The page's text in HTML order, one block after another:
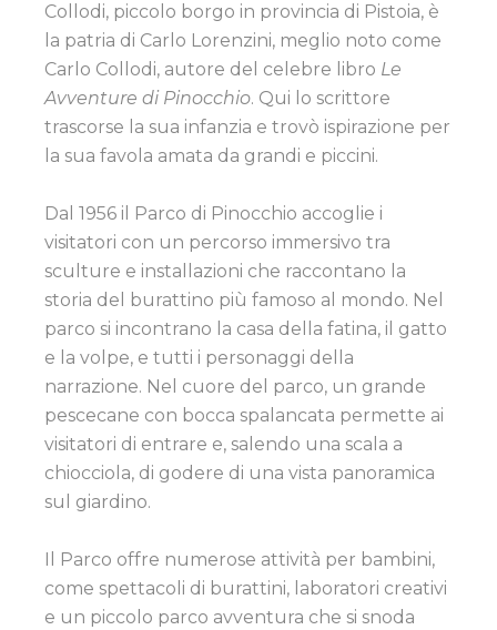
Collodi, piccolo borgo in provincia di Pistoia, è
la patria di Carlo Lorenzini, meglio noto come
Carlo Collodi, autore del celebre libro Le
Avventure di Pinocchio. Qui lo scrittore
trascorse la sua infanzia e trovò ispirazione per
la sua favola amata da grandi e piccini.
Dal 1956 il Parco di Pinocchio accoglie i
visitatori con un percorso immersivo tra
sculture e installazioni che raccontano la
storia del burattino più famoso al mondo. Nel
parco si incontrano la casa della fatina, il gatto
e la volpe, e tutti i personaggi della
narrazione. Nel cuore del parco, un grande
pescecane con bocca spalancata permette ai
visitatori di entrare e, salendo una scala a
chiocciola, di godere di una vista panoramica
sul giardino.
Il Parco offre numerose attività per bambini,
come spettacoli di burattini, laboratori creativi
e un piccolo parco avventura che si snoda